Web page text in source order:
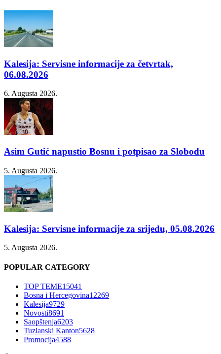
Kalesija: Servisne informacije za četvrtak,
06.08.2026
6. Augusta 2026.
Asim Gutić napustio Bosnu i potpisao za Slobodu
5. Augusta 2026.
Kalesija: Servisne informacije za srijedu, 05.08.2026
5. Augusta 2026.
POPULAR CATEGORY
TOP TEME15041
Bosna i Hercegovina12269
Kalesija9729
Novosti8691
Saopštenja6203
Tuzlanski Kanton5628
Promocija4588